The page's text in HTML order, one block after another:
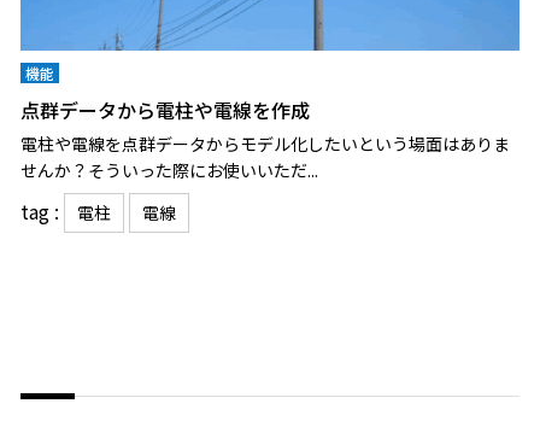
機能
点群データから電柱や電線を作成
電柱や電線を点群データからモデル化したいという場面はありま
せんか？そういった際にお使いいただ...
tag : 電柱 電線